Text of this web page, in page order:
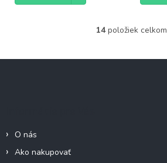
O
l
14položiek celkom
O nás
Ako nakupovať